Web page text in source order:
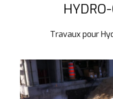
Travaux pour